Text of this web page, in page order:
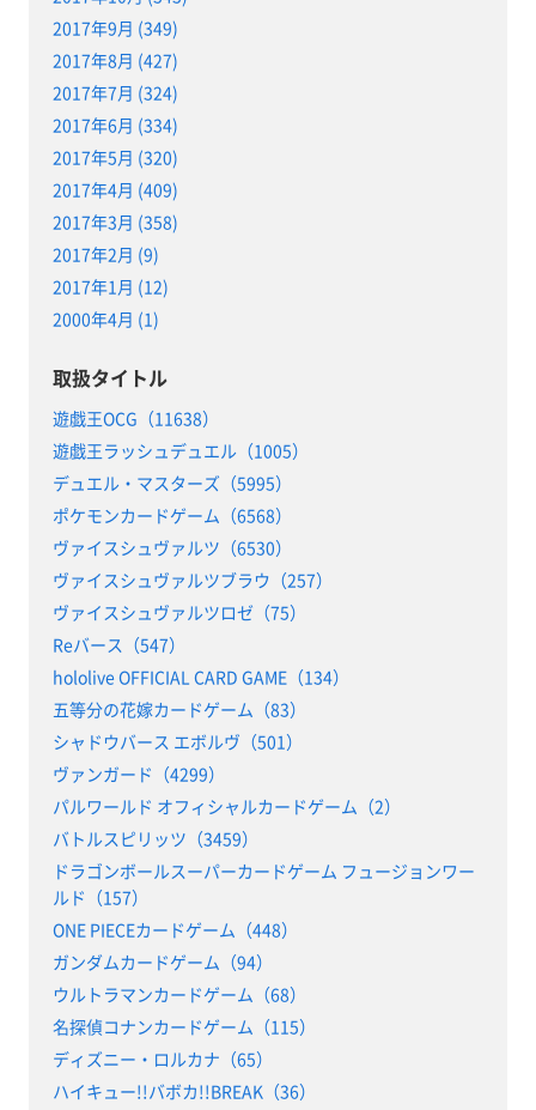
2017年9月 (349)
2017年8月 (427)
2017年7月 (324)
2017年6月 (334)
2017年5月 (320)
2017年4月 (409)
2017年3月 (358)
2017年2月 (9)
2017年1月 (12)
2000年4月 (1)
取扱タイトル
遊戯王OCG（11638）
遊戯王ラッシュデュエル（1005）
デュエル・マスターズ（5995）
ポケモンカードゲーム（6568）
ヴァイスシュヴァルツ（6530）
ヴァイスシュヴァルツブラウ（257）
ヴァイスシュヴァルツロゼ（75）
Reバース（547）
hololive OFFICIAL CARD GAME（134）
五等分の花嫁カードゲーム（83）
シャドウバース エボルヴ（501）
ヴァンガード（4299）
パルワールド オフィシャルカードゲーム（2）
バトルスピリッツ（3459）
ドラゴンボールスーパーカードゲーム フュージョンワー
ルド（157）
ONE PIECEカードゲーム（448）
ガンダムカードゲーム（94）
ウルトラマンカードゲーム（68）
名探偵コナンカードゲーム（115）
ディズニー・ロルカナ（65）
ハイキュー!!バボカ!!BREAK（36）